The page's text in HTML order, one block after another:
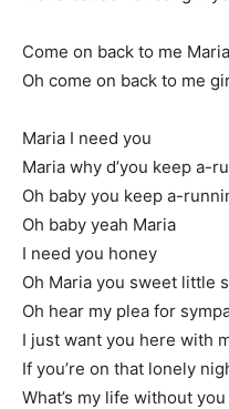
Come on back to me Maria
Oh come on back to me
Maria I need you
Maria why d’you keep a-
Oh baby you keep a-
Oh baby yeah Maria
I need you honey
Oh Maria you sweet little
Oh hear my plea for
I just want you here with
If you’re on that lonely
What’s my life without